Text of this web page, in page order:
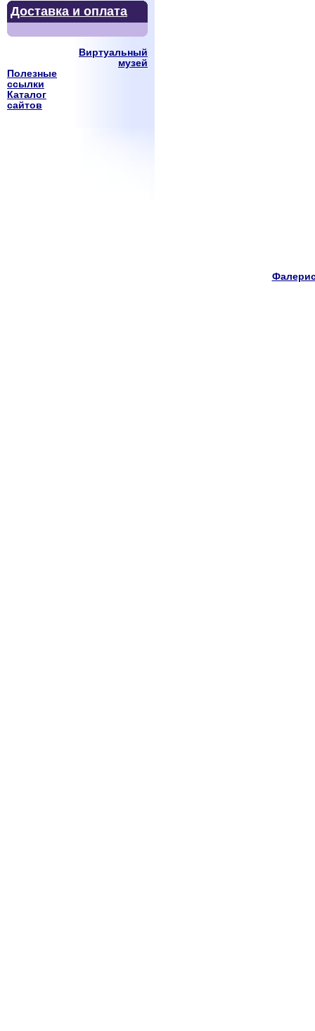
Доставка и оплата
Виртуальный
музей
Полезные
ссылки
Каталог
сайтов